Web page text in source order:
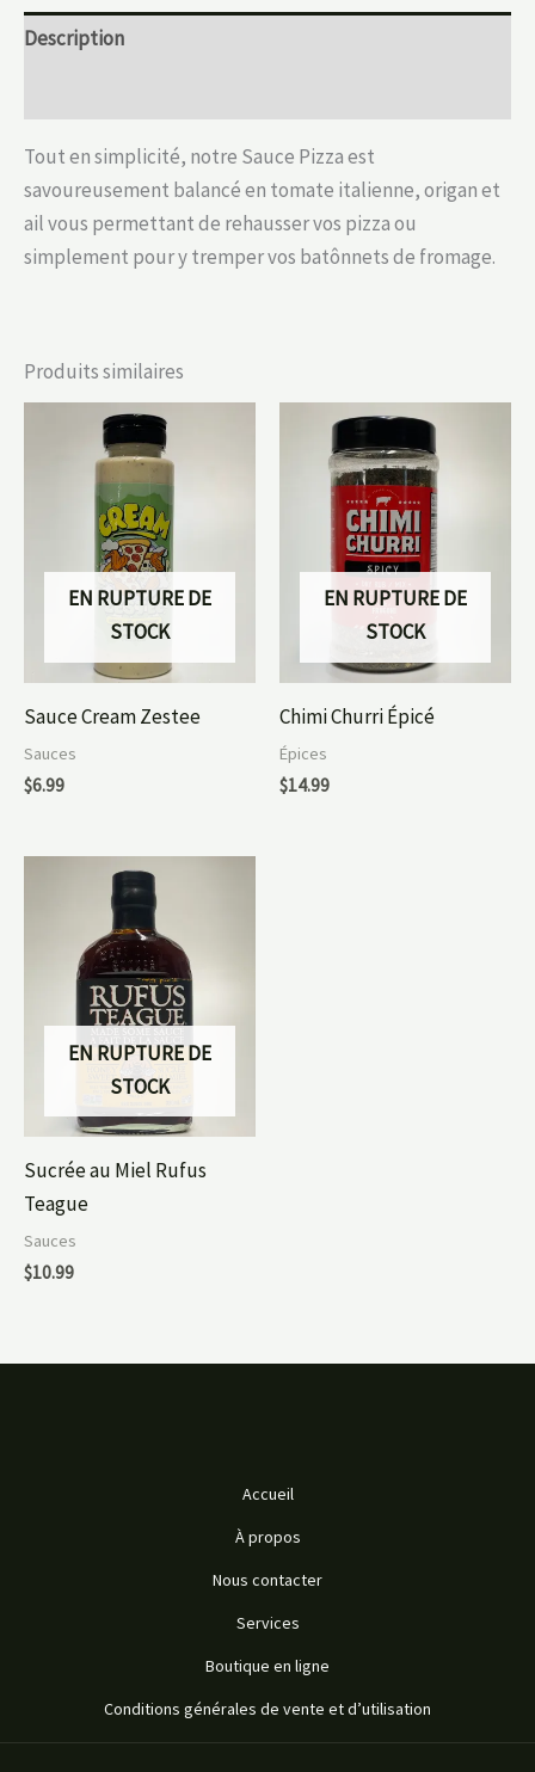
Description
Tout en simplicité, notre Sauce Pizza est
savoureusement balancé en tomate italienne, origan et
ail vous permettant de rehausser vos pizza ou
simplement pour y tremper vos batônnets de fromage.
Produits similaires
EN RUPTURE DE
STOCK
Sauce Cream Zestee
Sauces
$6.99
EN RUPTURE DE
STOCK
Chimi Churri Épicé
Épices
$14.99
EN RUPTURE DE
STOCK
Sucrée au Miel Rufus
Teague
Sauces
$10.99
Accueil
À propos
Nous contacter
Services
Boutique en ligne
Conditions générales de vente et d’utilisation